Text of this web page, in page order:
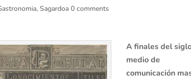
,Sagardoa 0 comments
A finales del
medio de
comunicación